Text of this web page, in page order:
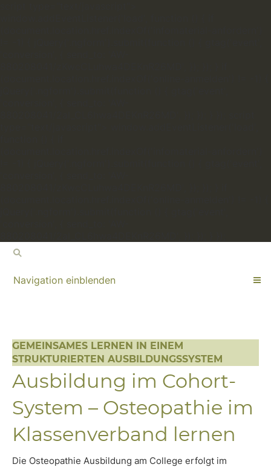
Navigation einblenden
GEMEINSAMES LERNEN IN EINEM
STRUKTURIERTEN AUSBILDUNGSSYSTEM
Ausbildung im Cohort-
System – Osteopathie im
Klassenverband lernen
Die Osteopathie Ausbildung am College erfolgt im